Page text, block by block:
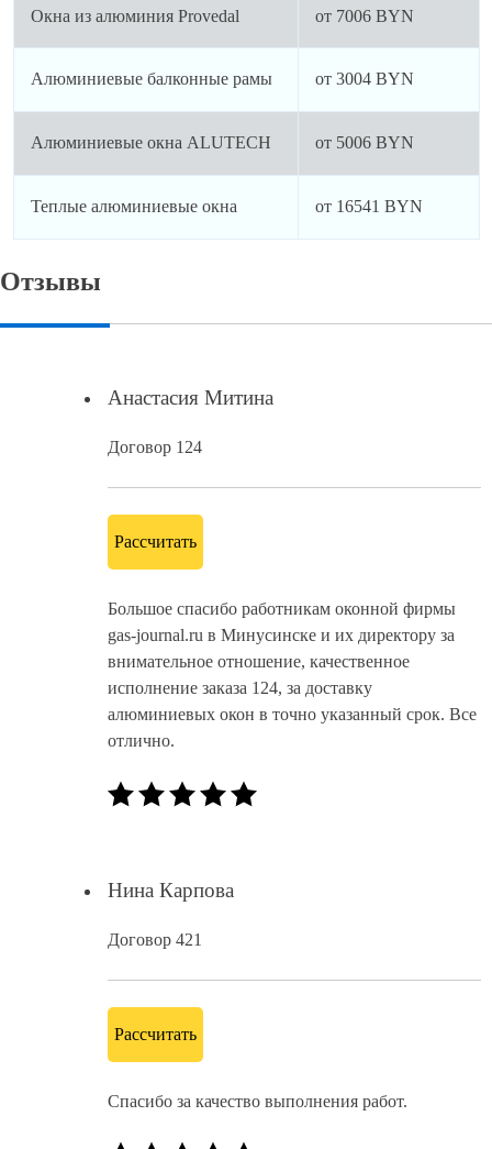
Окна из алюминия Provedal от 7006 BYN
Алюминиевые балконные рамы от 3004 BYN
Алюминиевые окна ALUTECH от 5006 BYN
Теплые алюминиевые окна от 16541 BYN
Отзывы
Анастасия Митина
Договор 124
Рассчитать
Большое спасибо работникам оконной фирмы
gas-journal.ru в Минусинске и их директору за
внимательное отношение, качественное
исполнение заказа 124, за доставку
алюминиевых окон в точно указанный срок. Все
отлично.
Нина Карпова
Договор 421
Рассчитать
Спасибо за качество выполнения работ.